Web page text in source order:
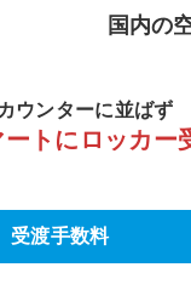
国内の
ウンターに並ばず
トにロッカー
受渡手数料